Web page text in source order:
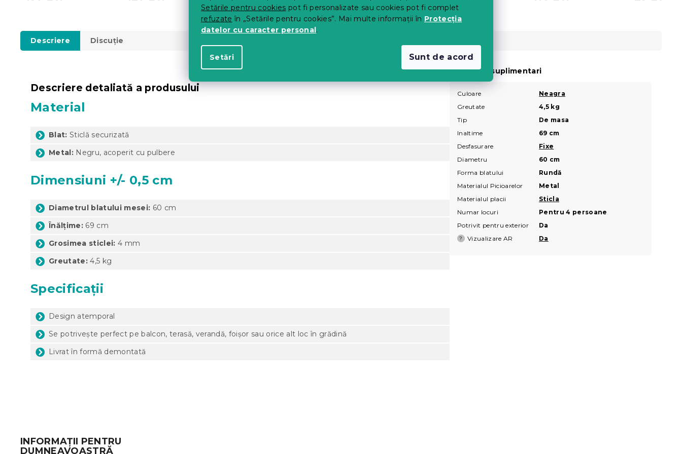
Setările pentru cookies pot fi personalizate sau cookies pot fi complet
refuzate în „Setările pentru cookies”. Mai multe informații în Protecția
datelor cu caracter personal.
Setări Sunt de acord
Descriere Discuţie
Descriere detaliată a produsului
Material
Blat: Sticlă securizată
Metal: Negru, acoperit cu pulbere
Dimensiuni +/- 0,5 cm
Diametrul blatului mesei: 60 cm
Înălțime: 69 cm
Grosimea sticlei: 4 mm
Greutate: 4,5 kg
Specificații
Design atemporal
Se potrivește perfect pe balcon, terasă, verandă, foișor sau orice alt loc în grădină
Livrat în formă demontată
Parametri suplimentari
Culoare
Neagra
Greutate
4,5 kg
Tip
De masa
Inaltime
69 cm
Desfasurare
Fixe
Diametru
60 cm
Forma blatului
Rundă
Materialul Picioarelor
Metal
Materialul placii
Sticla
Numar locuri
Pentru 4 persoane
Potrivit pentru exterior
Da
? Vizualizare AR Da
INFORMAȚII PENTRU
DUMNEAVOASTRĂ